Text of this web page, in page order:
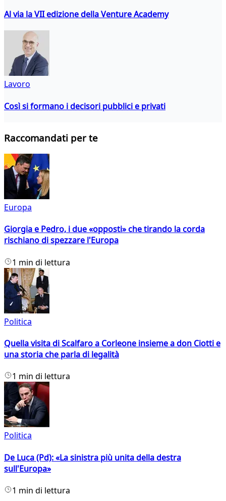
Al via la VII edizione della Venture Academy
Lavoro
Così si formano i decisori pubblici e privati
Raccomandati per te
Europa
Giorgia e Pedro, i due «opposti» che tirando la corda
rischiano di spezzare l'Europa
1 min di lettura
Politica
Quella visita di Scalfaro a Corleone insieme a don Ciotti e
una storia che parla di legalità
1 min di lettura
Politica
De Luca (Pd): «La sinistra più unita della destra
sull'Europa»
1 min di lettura